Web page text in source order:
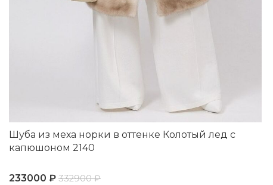
Шуба из меха норки в оттенке Колотый лед с
капюшоном 2140
233000 ₽ 332900₽